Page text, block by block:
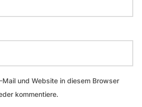
Mail und Website in diesem Browser
kommentiere.